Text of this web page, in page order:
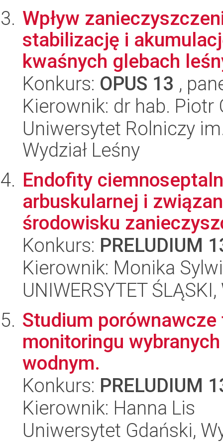
Wpływ
stabilizację i
kwaśnych glebach
Konkurs: OPUS 13 ,
Kierownik: dr hab. Piotr
Uniwersytet Rolniczy
Wydział Leśny
Endofity
arbuskularnej i
środowisku
Konkurs: PRELUDIUM
Kierownik: Monika
UNIWERSYTET
Studium porównawcze
monitoringu
wodnym.
Konkurs: PRELUDIUM
Kierownik: Hanna Lis
Uniwersytet Gdański,